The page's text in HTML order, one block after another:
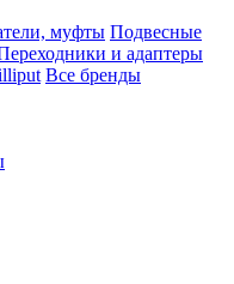
муфты Подвесные
и адаптеры
Все бренды